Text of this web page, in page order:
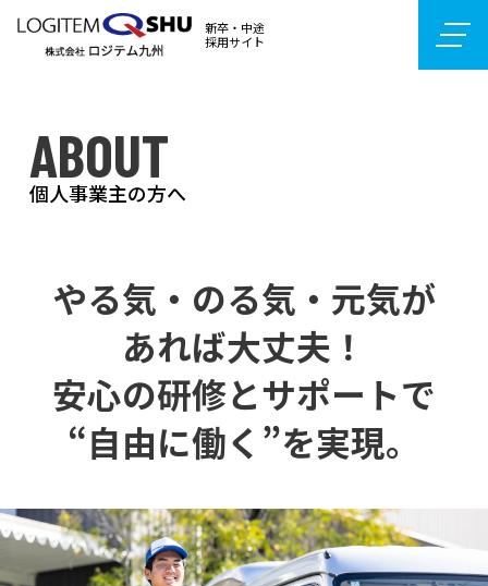
新卒・中途
採用サイト
ABOUT
個人事業主の方へ
やる気・のる気・元気が
あれば大丈夫！
安心の研修とサポートで
“自由に働く”を実現。